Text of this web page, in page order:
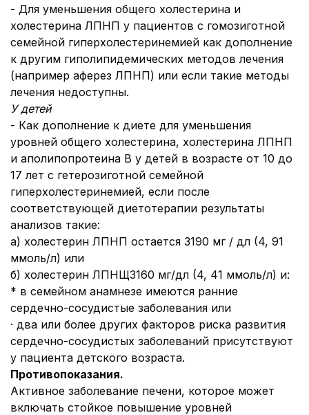
- Для уменьшения общего холестерина и
холестерина ЛПНП у пациентов с гомозиготной
семейной гиперхолестеринемией как дополнение
к другим гиполипидемических методов лечения
(например аферез ЛПНП) или если такие методы
лечения недоступны.
У детей
- Как дополнение к диете для уменьшения
уровней общего холестерина, холестерина ЛПНП
и аполипопротеина В у детей в возрасте от 10 до
17 лет с гетерозиготной семейной
гиперхолестеринемией, если после
соответствующей диетотерапии результаты
анализов такие:
a) холестерин ЛПНП остается 3190 мг / дл (4, 91
ммоль/л) или
б) холестерин ЛПНЩ3160 мг/дл (4, 41 ммоль/л) и:
* в семейном анамнезе имеются ранние
сердечно-сосудистые заболевания или
· два или более других факторов риска развития
сердечно-сосудистых заболеваний присутствуют
у пациента детского возраста.
Противопоказания.
Активное заболевание печени, которое может
включать стойкое повышение уровней